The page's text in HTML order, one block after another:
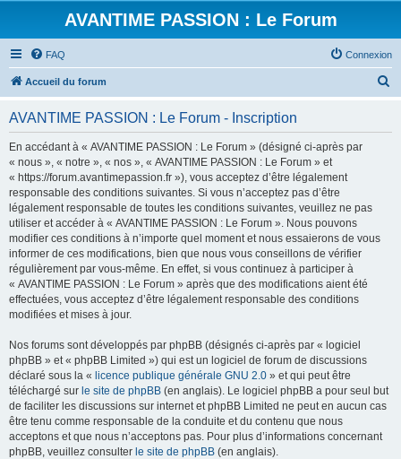
AVANTIME PASSION : Le Forum
FAQ Connexion
Accueil du forum
AVANTIME PASSION : Le Forum - Inscription
En accédant à « AVANTIME PASSION : Le Forum » (désigné ci-après par
« nous », « notre », « nos », « AVANTIME PASSION : Le Forum » et
« https://forum.avantimepassion.fr »), vous acceptez d’être légalement
responsable des conditions suivantes. Si vous n’acceptez pas d’être
légalement responsable de toutes les conditions suivantes, veuillez ne pas
utiliser et accéder à « AVANTIME PASSION : Le Forum ». Nous pouvons
modifier ces conditions à n’importe quel moment et nous essaierons de vous
informer de ces modifications, bien que nous vous conseillons de vérifier
régulièrement par vous-même. En effet, si vous continuez à participer à
« AVANTIME PASSION : Le Forum » après que des modifications aient été
effectuées, vous acceptez d’être légalement responsable des conditions
modifiées et mises à jour.
Nos forums sont développés par phpBB (désignés ci-après par « logiciel
phpBB » et « phpBB Limited ») qui est un logiciel de forum de discussions
déclaré sous la « licence publique générale GNU 2.0 » et qui peut être
téléchargé sur le site de phpBB (en anglais). Le logiciel phpBB a pour seul but
de faciliter les discussions sur internet et phpBB Limited ne peut en aucun cas
être tenu comme responsable de la conduite et du contenu que nous
acceptons et que nous n’acceptons pas. Pour plus d’informations concernant
phpBB, veuillez consulter le site de phpBB (en anglais).